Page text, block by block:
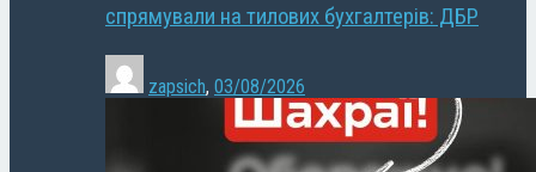
спрямували на тилових бухгалтерів: ДБР
zapsich, 03/08/2026